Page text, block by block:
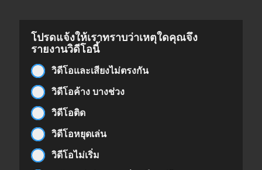
โปรดแจ้งให้เราทราบว่าเหตุใดคุณจึง
รายงานวิดีโอนี้
วิดีโอและเสียงไม่ตรงกัน
วิดีโอค้าง บางช่วง
วิดีโอติด
วิดีโอหยุดเล่น
วิดีโอไม่เริ่ม